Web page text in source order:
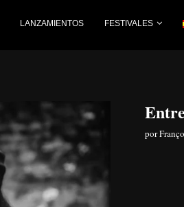
LANZAMIENTOS FESTIVALES
por